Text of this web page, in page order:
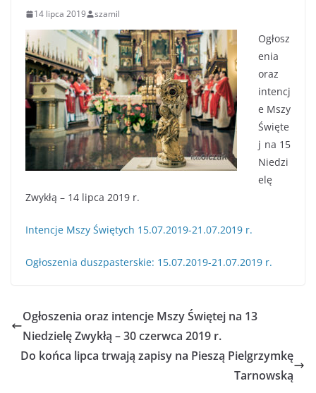
14 lipca 2019 szamil
Ogłosz
enia
oraz
intencj
e Mszy
Święte
j na 15
Niedzi
elę
Zwykłą – 14 lipca 2019 r.
Intencje Mszy Świętych 15.07.2019-21.07.2019 r.
Ogłoszenia duszpasterskie: 15.07.2019-21.07.2019 r.
Ogłoszenia oraz intencje Mszy Świętej na 13
Niedzielę Zwykłą – 30 czerwca 2019 r.
Do końca lipca trwają zapisy na Pieszą Pielgrzymkę
Tarnowską